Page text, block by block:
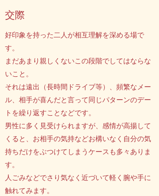
交際
好印象を持った二人が相互理解を深める場で
す。
まだあまり親しくないこの段階でしてはならな
いこと。
それは遠出（長時間ドライブ等）、頻繁なメー
ル、相手が喜んだと言って同じパターンのデー
トを繰り返すことなどです。
男性に多く見受けられますが、感情が高揚して
くると、お相手の気持などお構いなく自分の気
持ちだけをぶつけてしまうケースも多々ありま
す。
人ごみなどでさり気なく近づいて軽く腕や手に
触れてみます。